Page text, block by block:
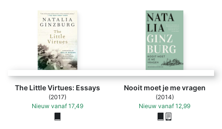
The Little Virtues: Essays
(2017)
Nieuw vanaf 17,49
Nooit moet je me vragen
(2014)
Nieuw vanaf 12,99